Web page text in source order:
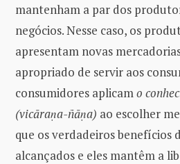
mantenham a par dos
negócios. Nesse caso, os
apresentam novas
apropriado de servir aos
consumidores aplicamo
(vicāraṇa-ñāṇa) ao escolher
que os verdadeiros benefícios
alcançados e eles mantêm a